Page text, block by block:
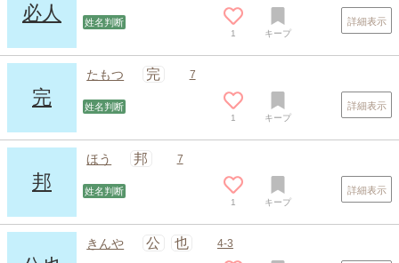
必人 姓名判断
1 キープ
詳細表示
完
たもつ 完 7
姓名判断
1 キープ
詳細表示
邦
ほう 邦 7
姓名判断
1 キープ
詳細表示
きんや 公 也 4-3